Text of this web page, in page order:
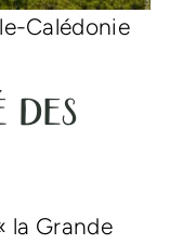
Calédonie
des
la Grande